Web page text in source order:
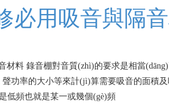
必用吸音與隔
料 錄音棚對音質(zhì)的要求是相當(dāng)高
聲功率的大小等來計(jì)算需要吸音的面積
是低頻也就是某一或幾個(gè)頻